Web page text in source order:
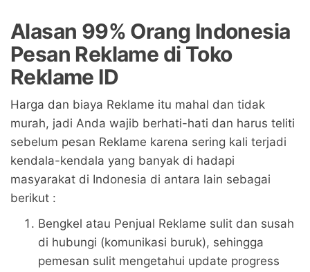
Alasan 99% Orang Indonesia
Pesan Reklame di Toko
Reklame ID
Harga dan biaya Reklame itu mahal dan tidak
murah, jadi Anda wajib berhati-hati dan harus teliti
sebelum pesan Reklame karena sering kali terjadi
kendala-kendala yang banyak di hadapi
masyarakat di Indonesia di antara lain sebagai
berikut :
Bengkel atau Penjual Reklame sulit dan susah
di hubungi (komunikasi buruk), sehingga
pemesan sulit mengetahui update progress